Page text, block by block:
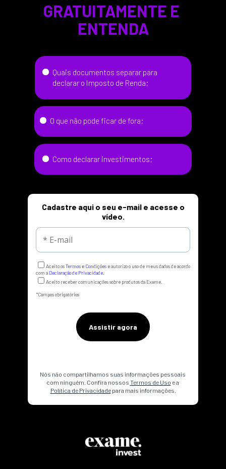
GRATUITAMENTE E
ENTENDA
Como declarar investimentos;
O que não pode ficar de fora;
Quais documentos separar para
declarar o Imposto de Renda;
Cadastre aqui o seu e-mail e acesse o
vídeo.
Aceito osTermos e Condições e autorizo o uso de meus dados de acordo
com a Declaração de Privacidade.
Aceito receber comunicações sobre produtos da Exame.
*Campos obrigatórios
Nós não compartilhamos suas informações pessoais
com ninguém. Confira nossos Termos de Uso
Política de Privacidade para mais informações.